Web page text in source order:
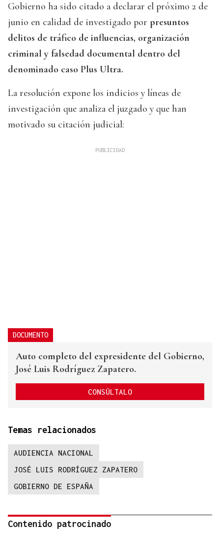
Gobierno ha sido citado a declarar el próximo 2 de
junio en calidad de investigado por presuntos
delitos de tráfico de influencias, organización
criminal y falsedad documental dentro del
denominado caso Plus Ultra.
La resolución expone los indicios y líneas de
investigación que analiza el juzgado y que han
motivado su citación judicial:
DOCUMENTO
Auto completo del expresidente del Gobierno,
José Luis Rodríguez Zapatero.
CONSÚLTALO
Temas relacionados
AUDIENCIA NACIONAL
JOSÉ LUIS RODRÍGUEZ ZAPATERO
GOBIERNO DE ESPAÑA
Contenido patrocinado